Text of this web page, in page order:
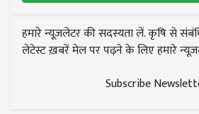
हमारे न्यूज़लेटर की सदस्यता लें. कृषि से
लेटेस्ट ख़बरें मेल पर पढ़ने के लिए हमारे
Subscribe